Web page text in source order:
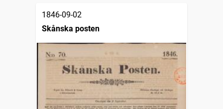
1846-09-02
Skånska posten